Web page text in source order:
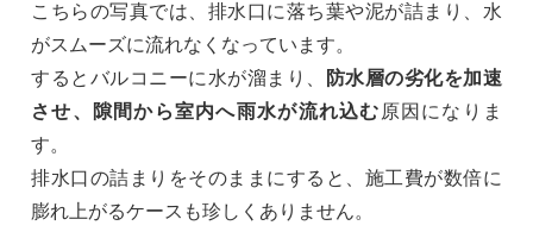
こちらの写真では、排水口に落ち葉や泥が詰まり、水
がスムーズに流れなくなっています。
するとバルコニーに水が溜まり、
防水層の劣化を加速
させ、隙間から室内へ雨水が流れ込む 原因になりま
す。
排水口の詰まりをそのままにすると、施工費が数倍に
膨れ上がるケースも珍しくありません。